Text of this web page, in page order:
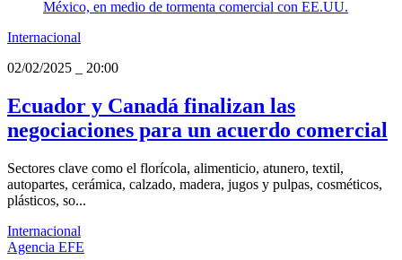
Internacional
02/02/2025
20:00
Ecuador y Canadá finalizan las
negociaciones para un acuerdo comercial
Sectores clave como el florícola, alimenticio, atunero, textil,
autopartes, cerámica, calzado, madera, jugos y pulpas, cosméticos,
plásticos, so...
Internacional
Agencia EFE